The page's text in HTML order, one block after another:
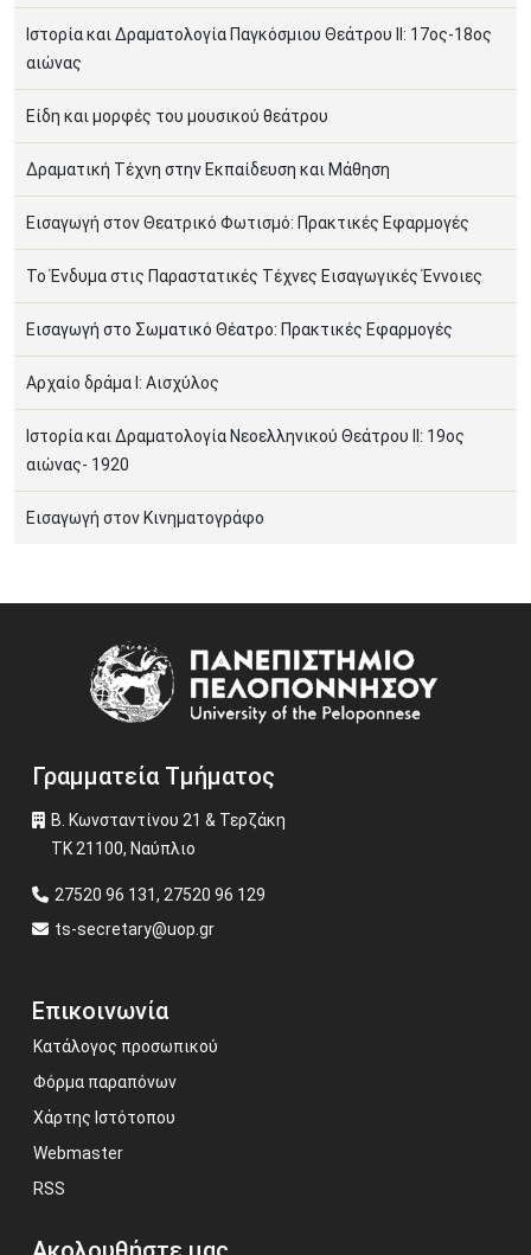
Ιστορία και Δραματολογία Παγκόσμιου Θεάτρου ΙΙ: 17ος-18ος
αιώνας
Είδη και μορφές του μουσικού θεάτρου
Δραματική Τέχνη στην Εκπαίδευση και Μάθηση
Εισαγωγή στον Θεατρικό Φωτισμό: Πρακτικές Εφαρμογές
Το Ένδυμα στις Παραστατικές Τέχνες Εισαγωγικές Έννοιες
Εισαγωγή στο Σωματικό Θέατρο: Πρακτικές Εφαρμογές
Αρχαίο δράμα Ι: Αισχύλος
Ιστορία και Δραματολογία Νεοελληνικού Θεάτρου ΙΙ: 19ος
αιώνας- 1920
Εισαγωγή στον Κινηματογράφο
Γραμματεία Τμήματος
Β. Κωνσταντίνου 21 & Τερζάκη
ΤΚ 21100, Ναύπλιο
27520 96 131, 27520 96 129
ts-secretary@uop.gr
Επικοινωνία
Κατάλογος προσωπικού
Φόρμα παραπόνων
Χάρτης Ιστότοπου
Webmaster
RSS